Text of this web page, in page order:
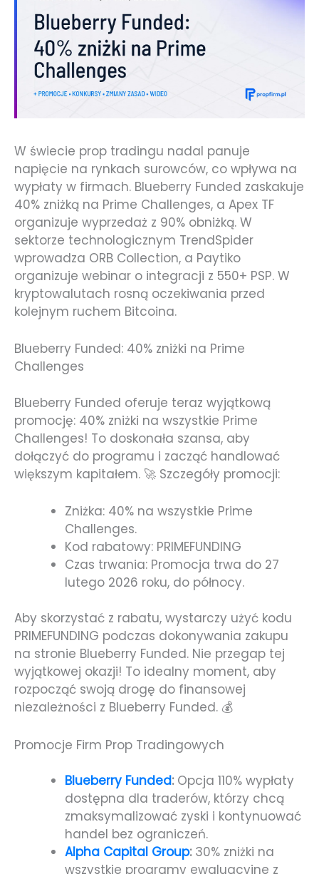
W świecie prop tradingu nadal panuje
napięcie na rynkach surowców, co wpływa na
wypłaty w firmach. Blueberry Funded zaskakuje
40% zniżką na Prime Challenges, a Apex TF
organizuje wyprzedaż z 90% obniżką. W
sektorze technologicznym TrendSpider
wprowadza ORB Collection, a Paytiko
organizuje webinar o integracji z 550+ PSP. W
kryptowalutach rosną oczekiwania przed
kolejnym ruchem Bitcoina.
Blueberry Funded: 40% zniżki na Prime
Challenges
Blueberry Funded oferuje teraz wyjątkową
promocję: 40% zniżki na wszystkie Prime
Challenges! To doskonała szansa, aby
dołączyć do programu i zacząć handlować
większym kapitałem. 🚀 Szczegóły promocji:
Zniżka: 40% na wszystkie Prime
Challenges.
Kod rabatowy: PRIMEFUNDING
Czas trwania: Promocja trwa do 27
lutego 2026 roku, do północy.
Aby skorzystać z rabatu, wystarczy użyć kodu
PRIMEFUNDING podczas dokonywania zakupu
na stronie Blueberry Funded. Nie przegap tej
wyjątkowej okazji! To idealny moment, aby
rozpocząć swoją drogę do finansowej
niezależności z Blueberry Funded. 💰
Promocje Firm Prop Tradingowych
Blueberry Funded:Opcja 110% wypłaty
dostępna dla traderów, którzy chcą
zmaksymalizować zyski i kontynuować
handel bez ograniczeń.
Alpha Capital Group:30% zniżki na
wszystkie programy ewaluacyjne z